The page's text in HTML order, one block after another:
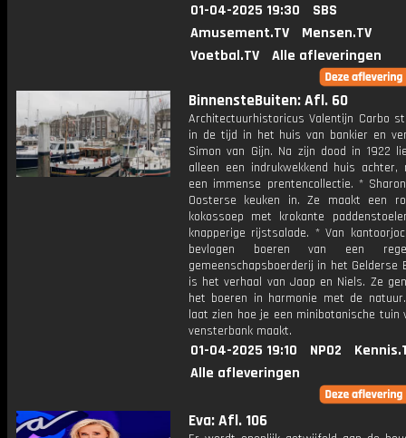
01-04-2025 19:30
SBS
Amusement.TV
Mensen.TV
Voetbal.TV
Alle afleveringen
BinnensteBuiten: Afl. 60
Architectuurhistoricus Valentijn Carbo
in de tijd in het huis van bankier en
Simon van Gijn. Na zijn dood in 1922
alleen een indrukwekkend huis achter,
een immense prentencollectie. *
Oosterse keuken in. Ze maakt een
kokossoep met krokante
knapperige rijstsalade. * Van
bevlogen boeren van een
gemeenschapsboerderij in het Gelderse
is het verhaal van Jaap en Niels. Ze
het boeren in harmonie met de
laat zien hoe je een minibotanische tuin
vensterbank maakt.
01-04-2025 19:10 NPO2
Alle afleveringen
Eva: Afl. 106